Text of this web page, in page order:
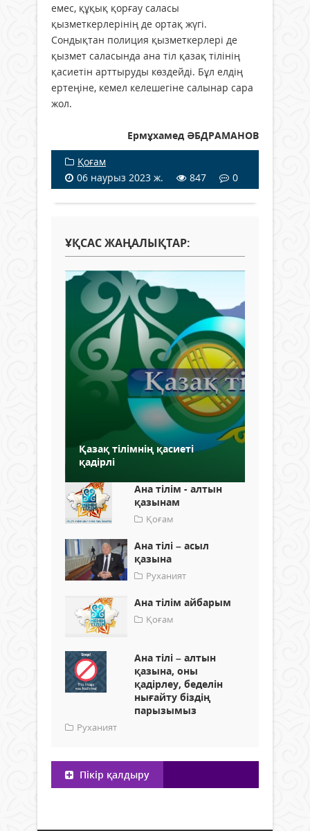
емес, құқық қорғау саласы
қызметкерлерінің де ортақ жүгі.
Сондықтан полиция қызметкерлері де
қызмет саласында ана тіл қазақ тілінің
қасиетін арттыруды көздейді. Бұл елдің
ертеңіне, кемел келешегіне салынар сара
жол.
Ермұхамед ӘБДРАМАНОВ
Қоғам
06 наурыз 2023 ж.
847 0
ҰҚСАС ЖАҢАЛЫҚТАР:
Қазақ тілімнің қасиеті
қадірлі
Ана тілім - алтын
қазынам
Қоғам
Ана тілі – асыл
қазына
Руханият
Ана тілім айбарым
Қоғам
Ана тілі – алтын
қазына, оны
қадірлеу, беделін
нығайту біздің
парызымыз
Руханият
Пікір қалдыру